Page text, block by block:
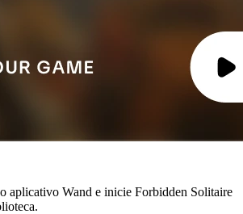
aplicativo Wand e inicie Forbidden Solitaire